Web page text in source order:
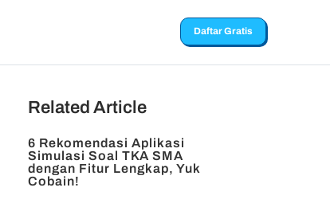
Daftar Gratis
Related Article
6 Rekomendasi Aplikasi
Simulasi Soal TKA SMA
dengan Fitur Lengkap, Yuk
Cobain!